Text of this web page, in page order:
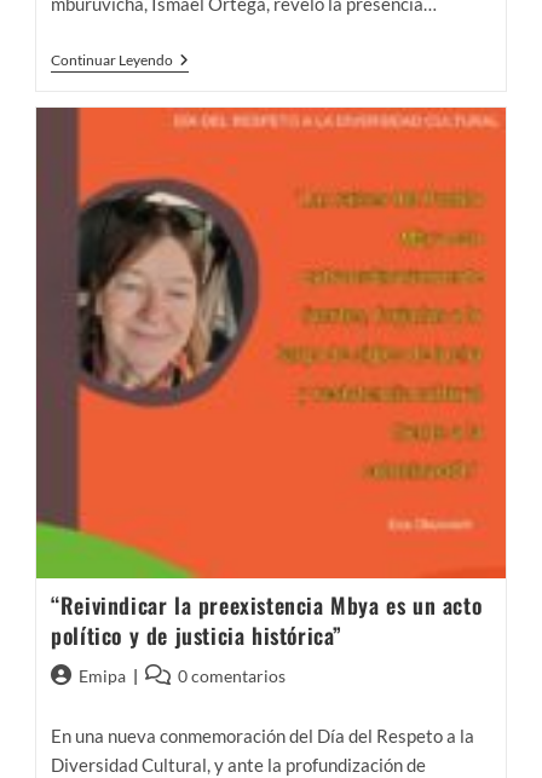
Continuar LeyendoMunicipalidad
De
Ignacio
Saquea
Territorio
Mbya
“Reivindicar la preexistencia Mbya es un acto
político y de justicia histórica”
Autor
la
Emipa
Comentarios
0 comentarios
En una nueva conmemoración del Día del Respeto a la
Diversidad Cultural, y ante la profundización de